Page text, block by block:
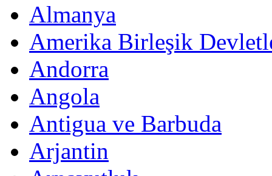
Almanya
Amerika Birleşik
Andorra
Angola
Antigua ve Barbuda
Arjantin